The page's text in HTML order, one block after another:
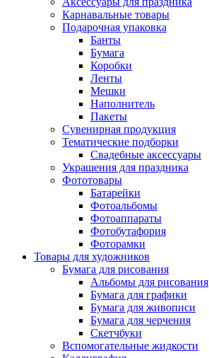
Карнавальные товары
Подарочная упаковка
Банты
Бумага
Коробки
Ленты
Мешки
Наполнитель
Пакеты
Сувенирная продукция
Тематические подборки
Свадебные аксессуары
Украшения для праздника
Фототовары
Батарейки
Фотоальбомы
Фотоаппараты
Фотобутафория
Фоторамки
Товары для художников
Бумага для рисования
Альбомы для рисования
Бумага для графики
Бумага для живописи
Бумага для черчения
Скетчбуки
Вспомогательные жидкости